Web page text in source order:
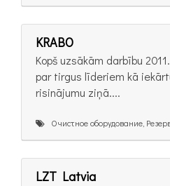
KRABO
Kopš uzsākām darbību
par tirgus līderiem kā
risinājumu ziņā....
Очистное оборудование,
LZT Latvia